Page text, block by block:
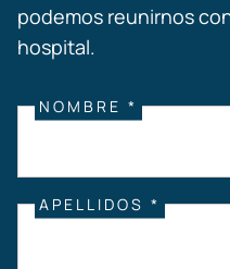
podemos reunirnos
hospital.
NOMBRE *
APELLIDOS *